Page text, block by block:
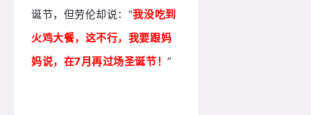
诞节，但劳伦却说：“我没吃到
火鸡大餐，这不行，我要跟妈
妈说，在7月再过场圣诞节！”